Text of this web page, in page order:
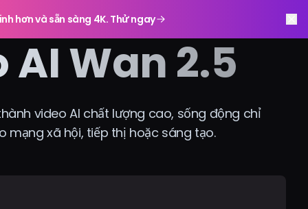
hơn và sẵn sàng 4K. Thử ngay
Wan 2.5
video AI chất lượng cao, sống động chỉ
mạng xã hội, tiếp thị hoặc sáng tạo.